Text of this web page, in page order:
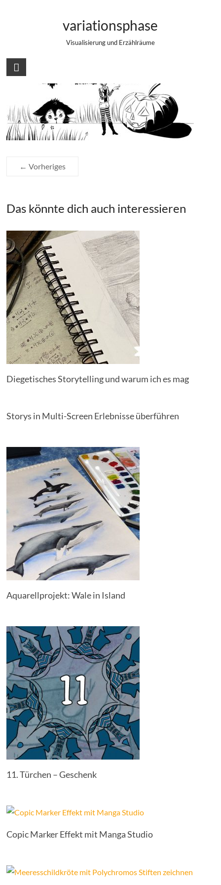
variationsphase
Visualisierung und Erzählräume
002_hutmacherin_und_kuerbis_thumb
← Vorheriges
Das könnte dich auch interessieren
Diegetisches Storytelling und warum ich es mag
Storys in Multi-Screen Erlebnisse überführen
Aquarellprojekt: Wale in Island
11. Türchen – Geschenk
Copic Marker Effekt mit Manga Studio